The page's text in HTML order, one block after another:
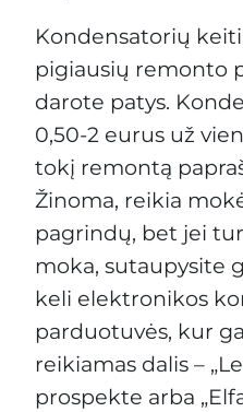
Kondensatorių
pigiausių remonto
darote patys.
0,50-2 eurus už
tokį remontą
Žinoma, reikia
pagrindų, bet jei
moka, sutaupysite
keli elektronikos
parduotuvės, kur
reikiamas dalis –
prospekte arba